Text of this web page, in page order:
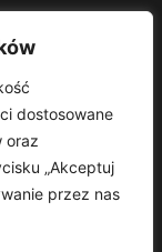
dostosowane
oraz
„Akceptuj
przez nas